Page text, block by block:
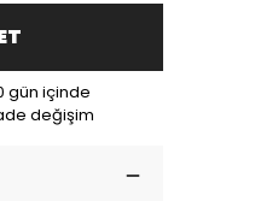
gün içinde
değişim